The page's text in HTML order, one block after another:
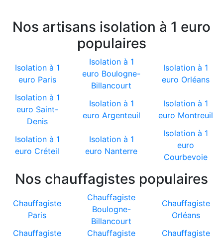
Nos artisans isolation à 1 euro
populaires
Isolation à 1
euro Paris
Isolation à 1
euro Boulogne-
Billancourt
Isolation à 1
euro Orléans
Isolation à 1
euro Saint-
Denis
Isolation à 1
euro Argenteuil
Isolation à 1
euro Montreuil
Isolation à 1
euro Créteil
Isolation à 1
euro Nanterre
Isolation à 1
euro
Courbevoie
Nos chauffagistes populaires
Chauffagiste
Paris
Chauffagiste
Boulogne-
Billancourt
Chauffagiste
Orléans
Chauffagiste
Chauffagiste
Chauffagiste